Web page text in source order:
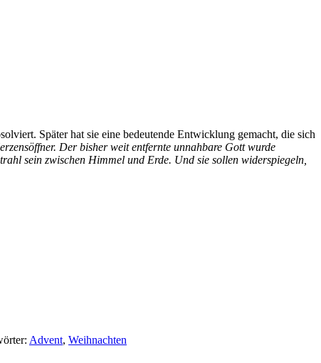
Später hat sie eine bedeutende Entwicklung gemacht, die sich
Der bisher weit entfernte unnahbare Gott wurde
sein zwischen Himmel und Erde. Und sie sollen widerspiegeln,
Advent, Weihnachten